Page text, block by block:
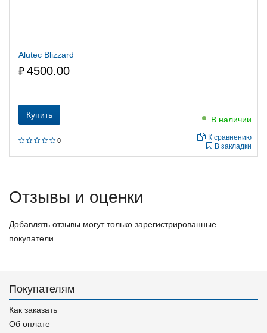
Alutec Blizzard
0
₽ 4500.00
В наличии
В закладки
К сравнению
Купить
Отзывы и оценки
Добавлять отзывы могут только зарегистрированные
покупатели
Покупателям
Как заказать
Об оплате